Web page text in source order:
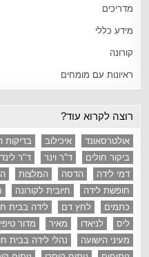
מדריכים
מידע כללי
קורונה
ראיונות עם מומחים
רוצה לקרוא עוד?
אולטרסאונד איכילוב בדיקות
ביקור חולים
ד"ר וינר ד"ר
דמי לידה
הדסה המלצות
חופשת לידה
חיובית לקורונה
כתמים
לחץ דם לידה בבית
ליס
לניאדו מאיר מדור
מעיני הישועה
נהלי לידה בבית